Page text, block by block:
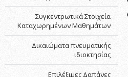
Συγκεντρωτικά Στοιχεία
Καταχωρημένων Μαθημάτων
Δικαιώματα πνευματικής
ιδιοκτησίας
Επιλέξιμες Δαπάνες